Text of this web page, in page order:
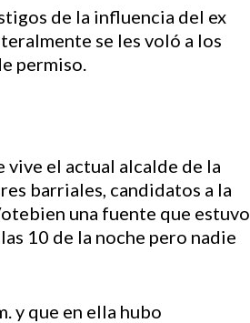
de la influencia del ex
se les voló a los
permiso.
el actual alcalde de la
barriales, candidatos a la
una fuente que estuvo
10 de la noche pero nadie
y que en ella hubo